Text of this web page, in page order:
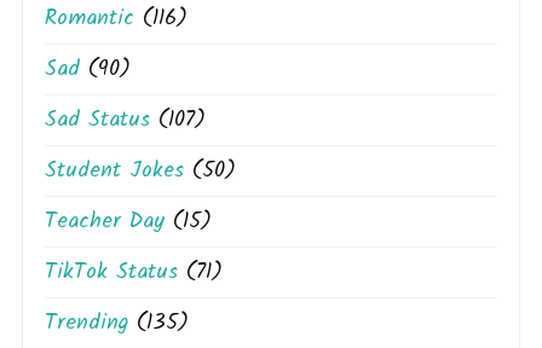
Romantic (116)
Sad (90)
Sad Status (107)
Student Jokes (50)
Teacher Day (15)
TikTok Status (71)
Trending (135)